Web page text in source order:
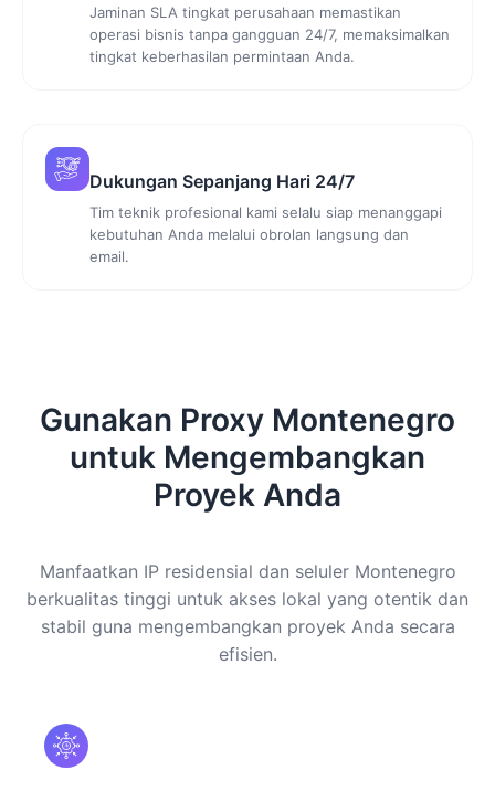
Jaminan SLA tingkat perusahaan memastikan
operasi bisnis tanpa gangguan 24/7, memaksimalkan
tingkat keberhasilan permintaan Anda.
Dukungan Sepanjang Hari 24/7
Tim teknik profesional kami selalu siap menanggapi
kebutuhan Anda melalui obrolan langsung dan
email.
Gunakan Proxy Montenegro
untuk Mengembangkan
Proyek Anda
Manfaatkan IP residensial dan seluler Montenegro
berkualitas tinggi untuk akses lokal yang otentik dan
stabil guna mengembangkan proyek Anda secara
efisien.